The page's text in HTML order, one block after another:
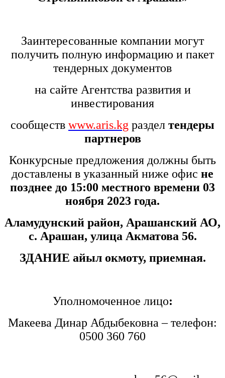
Заинтересованные компании могут
получить полную информацию и пакет
тендерных документов
на сайте Агентства развития и
инвестирования
сообществ www.aris.kg раздел тендеры
партнеров
Конкурсные предложения должны быть
доставлены в указанный ниже офис не
позднее до 15:00 местного времени 03
ноября 2023 года.
Аламудунский район, Арашанский АО,
с. Арашан, улица Акматова 56.
ЗДАНИЕ айыл окмоту, приемная.
Уполномоченное лицо:
Макеева Динар Абдыбековна – телефон:
0500 360 760